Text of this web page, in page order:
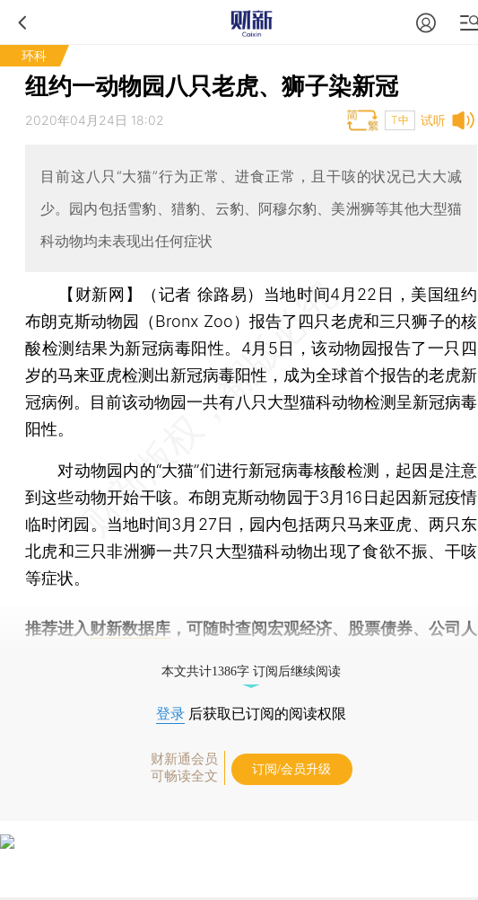
环科
纽约一动物园八只老虎、狮子染新冠
试听
2020年04月24日 18:02 T中
目前这八只“大猫”行为正常、进食正常，且干咳的状况已大大减
少。园内包括雪豹、猎豹、云豹、阿穆尔豹、美洲狮等其他大型猫
科动物均未表现出任何症状
【财新网】（记者 徐路易） 当地时间4月22日，美国纽约
布朗克斯动物园（Bronx Zoo）报告了四只老虎和三只狮子的核
酸检测结果为新冠病毒阳性。4月5日，该动物园报告了一只四
岁的马来亚虎检测出新冠病毒阳性，成为全球首个报告的老虎新
冠病例。目前该动物园一共有八只大型猫科动物检测呈新冠病毒
阳性。
对动物园内的“大猫”们进行新冠病毒核酸检测，起因是注意
到这些动物开始干咳。布朗克斯动物园于3月16日起因新冠疫情
临时闭园。当地时间3月27日，园内包括两只马来亚虎、两只东
北虎和三只非洲狮一共7只大型猫科动物出现了食欲不振、干咳
等症状。
推荐进入财新数据库 ，可随时查阅宏观经济、股票债券、公司人
本文共计1386字 订阅后继续阅读
登录 后获取已订阅的阅读权限
财新通会员
可畅读全文
订阅/会员升级